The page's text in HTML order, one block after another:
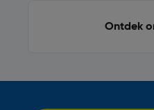
Ontdek